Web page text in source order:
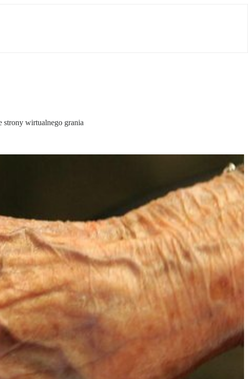
strony wirtualnego grania